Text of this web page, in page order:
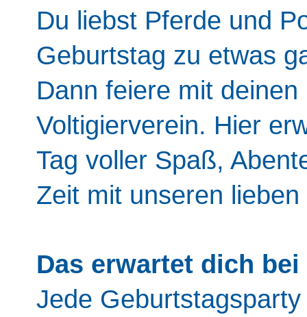
Du liebst Pferde und
Geburtstag zu etwas
Dann feiere mit
Voltigierverein. Hier
Tag voller Spaß,
Zeit mit unseren
Das erwartet dich
Jede